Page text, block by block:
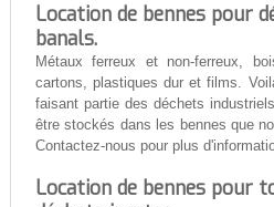
Location de bennes pour
banals.
Métaux ferreux et non-ferreux,
cartons, plastiques dur et films.
faisant partie des déchets
être stockés dans les bennes que
Contactez-nous pour plus
Location de bennes pour